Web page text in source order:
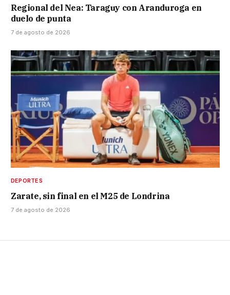
Regional del Nea: Taraguy con Aranduroga en
duelo de punta
7 de agosto de 2026
DEPORTES
Zarate, sin final en el M25 de Londrina
7 de agosto de 2026